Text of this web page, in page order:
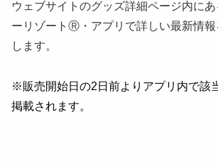
ウェブサイトのグッズ詳細ページ内に
ーリゾートⓇ・アプリで詳しい最新情
します。
※販売開始日の2日前よりアプリ内で該
掲載されます。